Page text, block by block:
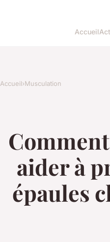
Accueil
Accueil›Musculation
aider à
épaules